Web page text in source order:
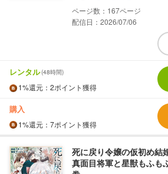
167
配信日：2026/07/06
レンタル(48時間)
1%還元 ：2ポイント獲得
購入
1%還元 ：7ポイント獲得
死に戻り令嬢の仮初め結
真面目将軍と星獣もふも